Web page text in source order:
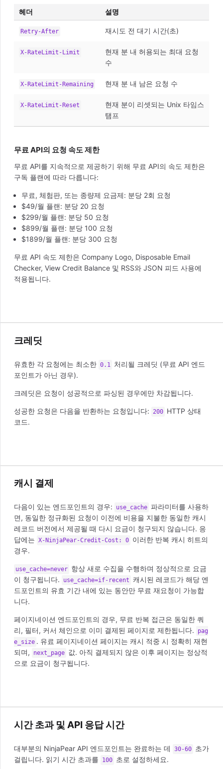
헤더 설명
Retry-After 재시도 전 대기 시간(초)
X-RateLimit-Limit
현재 분 내 허용되는 최대 요청
수
X-RateLimit-Remaining 현재 분 내 남은 요청 수
X-RateLimit-Reset
현재 분이 리셋되는 Unix 타임스
탬프
무료 API의 요청 속도 제한
무료 API를 지속적으로 제공하기 위해 무료 API의 속도 제한은
구독 플랜에 따라 다릅니다:
무료, 체험판, 또는 종량제 요금제: 분당 2회 요청
$49/월 플랜: 분당 20 요청
$299/월 플랜: 분당 50 요청
$899/월 플랜: 분당 100 요청
$1899/월 플랜: 분당 300 요청
무료 API 속도 제한은 Company Logo, Disposable Email
Checker, View Credit Balance 및 RSS와 JSON 피드 사용에
적용됩니다.
크레딧
유효한 각 요청에는 최소한 0.1
처리될 크레딧 (무료 API 엔드
포인트가 아닌 경우).
크레딧은 요청이 성공적으로 파싱된 경우에만 차감됩니다.
성공한 요청은 다음을 반환하는 요청입니다: 200 HTTP 상태
코드.
캐시 결제
다음이 있는 엔드포인트의 경우: use_cache 파라미터를 사용하
면, 동일한 정규화된 요청이 이전에 비용을 지불한 동일한 캐시
레코드 버전에서 제공될 때 다시 요금이 청구되지 않습니다. 응
답에는 X-NinjaPear-Credit-Cost: 0 이러한 반복 캐시 히트의
경우.
use_cache=never 항상 새로 수집을 수행하며 정상적으로 요금
이 청구됩니다.
use_cache=if-recent 캐시된 레코드가 해당 엔
드포인트의 유효 기간 내에 있는 동안만 무료 재요청이 가능합
니다.
페이지네이션 엔드포인트의 경우, 무료 반복 접근은 동일한 쿼
리, 필터, 커서 체인으로 이미 결제된 페이지로 제한됩니다.
pag
e_size . 유료 페이지네이션 페이지는 캐시 적중 시 정확히 재현
되며,
next_page 값. 아직 결제되지 않은 이후 페이지는 정상적
으로 요금이 청구됩니다.
시간 초과 및 API 응답 시간
대부분의 NinjaPear API 엔드포인트는 완료하는 데 30-60 초가
걸립니다. 읽기 시간 초과를
100 초로 설정하세요.